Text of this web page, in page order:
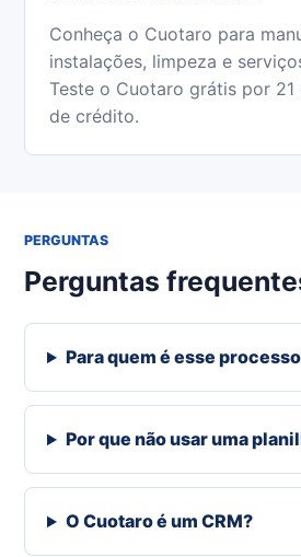
Conheça o Cuotaro para
instalações, limpeza e
Teste o Cuotaro grátis por 21
de crédito.
PERGUNTAS
Perguntas
Para quem é esse
Por que não usar uma
O Cuotaro é um CRM?